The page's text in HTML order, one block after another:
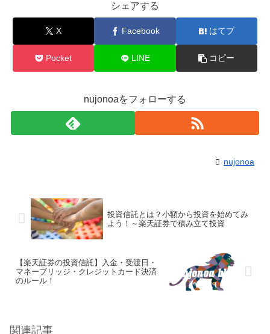
シェアする
X Facebook はてブ
Pocket LINE コピー
nujonoaをフォローする
nujonoa
投資信託とは？小額から投資を始めてみ
よう！～楽天証券で積み立て投資
【楽天証券の投資信託】入金・受渡日・
マネーブリッジ・クレジットカード決済
のルール！
関連記事